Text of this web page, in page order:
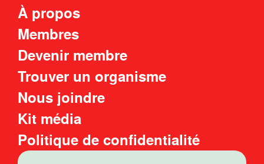
À propos
Membres
Devenir membre
Trouver un organisme
Nous joindre
Kit média
Politique de confidentialité